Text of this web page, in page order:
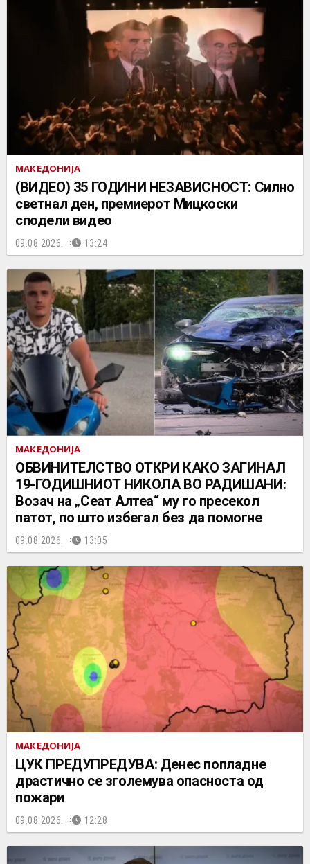
МАКЕДОНИЈА
(ВИДЕО) 35 ГОДИНИ НЕЗАВИСНОСТ: Силно
светнал ден, премиерот Мицкоски
сподели видео
09.08.2026. 13:24
МАКЕДОНИЈА
ОБВИНИТЕЛСТВО ОТКРИ КАКО ЗАГИНАЛ
19-ГОДИШНИОТ НИКОЛА ВО РАДИШАНИ:
Возач на „Сеат Алтеа“ му го пресекол
патот, по што избегал без да помогне
09.08.2026. 13:05
МАКЕДОНИЈА
ЦУК ПРЕДУПРЕДУВА: Денес попладне
драстично се зголемува опасноста од
пожари
09.08.2026. 12:28